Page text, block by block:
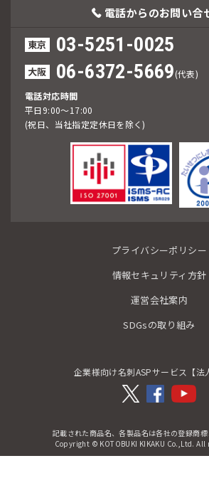
電話からのお問い合
東京 03-5251-0025
大阪 06-6372-5669(代表)
電話対応時間
平日9:00～17:00
(祝日、当社指定定休日を除く)
プライバシーポリシー
情報セキュリティ方針
運営会社案内
SDGsの取り組み
企業様向け名刺ASPサービス【法
記載された商品名、各製品名は各社の登録商標
Copyright © KOTOBUKI KIKAKU Co.,Ltd.